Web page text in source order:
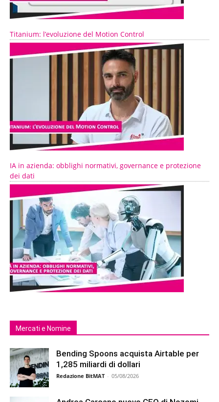
Titanium: l’evoluzione del Motion Control
IA in azienda: obblighi normativi, governance e protezione
dei dati
Mercati e Nomine
Bending Spoons acquista Airtable per
1,285 miliardi di dollari
Redazione BitMAT - 05/08/2026